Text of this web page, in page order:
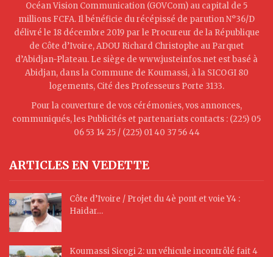
Océan Vision Communication (GOVCom) au capital de 5
millions FCFA. Il bénéficie du récépissé de parution N°36/D
délivré le 18 décembre 2019 par le Procureur de la République
de Côte d’Ivoire, ADOU Richard Christophe au Parquet
d’Abidjan-Plateau. Le siège de www.justeinfos.net est basé à
Abidjan, dans la Commune de Koumassi, à la SICOGI 80
logements, Cité des Professeurs Porte 3133.
Pour la couverture de vos cérémonies, vos annonces,
communiqués, les Publicités et partenariats contacts : (225) 05
06 53 14 25 / (225) 01 40 37 56 44
ARTICLES EN VEDETTE
Côte d’Ivoire / Projet du 4è pont et voie Y4 :
Haidar…
Koumassi Sicogi 2: un véhicule incontrôlé fait 4